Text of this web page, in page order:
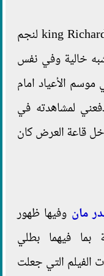
شخصيا كنت ذاهبا لمشاهدة فيلم king Richard لنجم
خالية وفي نفس
الأعياد امام
لمشاهدته في
قاعة العرض كان
مان وفيها ظهور
بما فيهما بطلي
الفيلم التي جعلت